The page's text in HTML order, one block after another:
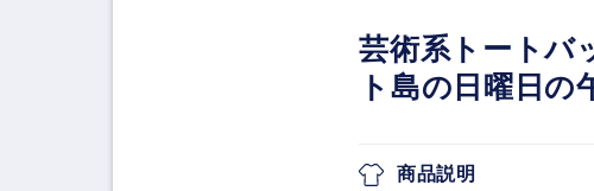
芸術系トートバ
ト島の日曜日
商品説明